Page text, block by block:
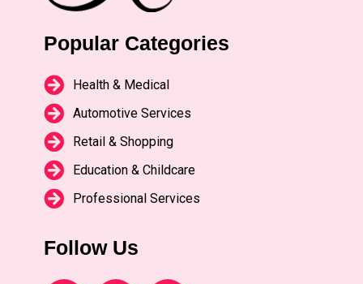
Popular Categories
Health & Medical
Automotive Services
Retail & Shopping
Education & Childcare
Professional Services
Follow Us